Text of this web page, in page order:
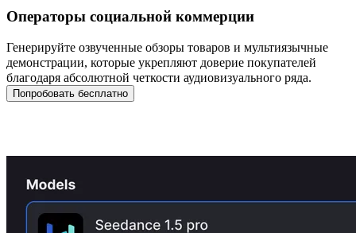
Операторы социальной коммерции
Генерируйте озвученные обзоры товаров и мультиязычные
демонстрации, которые укрепляют доверие покупателей
благодаря абсолютной четкости аудиовизуального ряда.
Попробовать бесплатно